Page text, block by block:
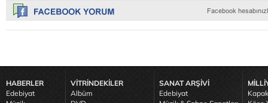
HABERLER
Edebiyat
VİTRİNDEKİLER
Albüm
SANAT ARŞİVİ
Edebiyat